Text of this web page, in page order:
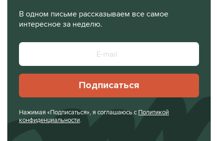
В одном письме рассказываем все самое
интересное за неделю.
Подписаться
Нажимая «Подписаться», я соглашаюсь с Политикой
конфиденциальности.